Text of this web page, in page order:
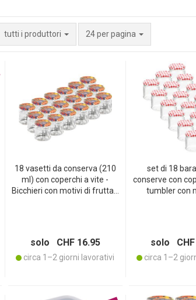
tutti i produttori 24 per pagina
18 vasetti da conserva (210
ml) con coperchi a vite -
Bicchieri con motivi di frutta -
solo CHF 16.95
circa 1–2 giorni lavorativi
set di 18
conserve con
tumbler con
solo CHF
circa 1–2